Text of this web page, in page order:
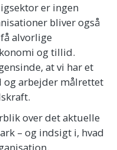
er ingen
bliver også
alvorlige
og tillid.
at vi har et
og arbejder målrettet
over det aktuelle
– og indsigt i, hvad